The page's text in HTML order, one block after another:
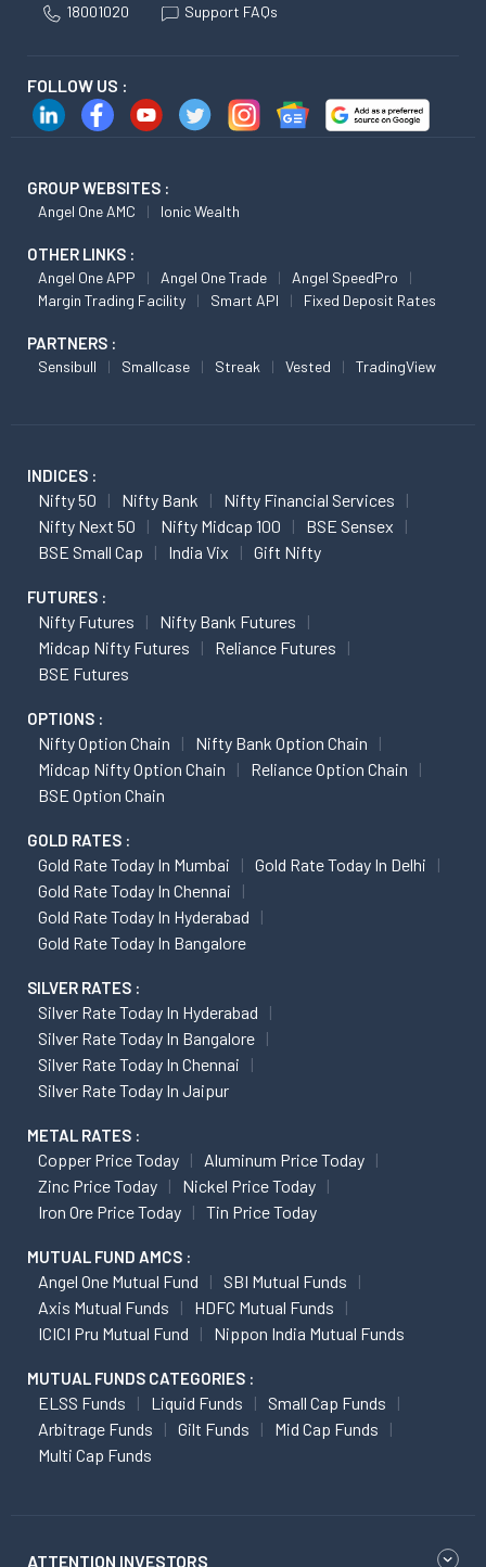
18001020 Support FAQs
FOLLOW US :
GROUP WEBSITES :
Angel One AMC Ionic Wealth
OTHER LINKS :
Angel One APP Angel One Trade
Angel SpeedPro
Margin Trading Facility
Smart API Fixed Deposit Rates
PARTNERS :
Sensibull Smallcase Streak Vested TradingView
INDICES :
Nifty 50 Nifty Bank
Nifty Financial Services
Nifty Next 50
Nifty Midcap 100
BSE Sensex
BSE Small Cap
India Vix Gift Nifty
FUTURES :
Nifty Futures
Nifty Bank Futures
Midcap Nifty Futures
Reliance Futures
BSE Futures
OPTIONS :
Nifty Option Chain
Nifty Bank Option Chain
Midcap Nifty Option Chain
Reliance Option Chain
BSE Option Chain
GOLD RATES :
Gold Rate Today In Mumbai
Gold Rate Today In Delhi
Gold Rate Today In Chennai
Gold Rate Today In Hyderabad
Gold Rate Today In Bangalore
SILVER RATES :
Silver Rate Today In Hyderabad
Silver Rate Today In Bangalore
Silver Rate Today In Chennai
Silver Rate Today In Jaipur
METAL RATES :
Copper Price Today
Aluminum Price Today
Zinc Price Today
Nickel Price Today
Iron Ore Price Today
Tin Price Today
MUTUAL FUND AMCS :
Angel One Mutual Fund
SBI Mutual Funds
Axis Mutual Funds
HDFC Mutual Funds
ICICI Pru Mutual Fund
Nippon India Mutual Funds
MUTUAL FUNDS CATEGORIES :
ELSS Funds Liquid Funds
Small Cap Funds
Arbitrage Funds
Gilt Funds
Mid Cap Funds
Multi Cap Funds
ATTENTION INVESTORS